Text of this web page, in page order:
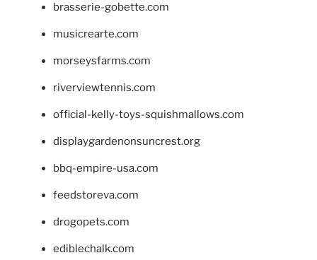
brasserie-gobette.com
musicrearte.com
morseysfarms.com
riverviewtennis.com
official-kelly-toys-squishmallows.com
displaygardenonsuncrest.org
bbq-empire-usa.com
feedstoreva.com
drogopets.com
ediblechalk.com